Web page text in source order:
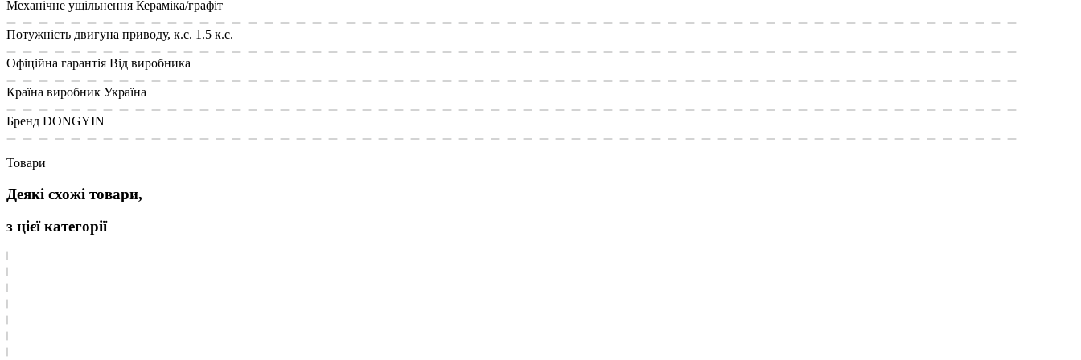
Механічне ущільнення Кераміка/графіт
Потужність двигуна приводу, к.с. 1.5 к.с.
Офіційна гарантія Від виробника
Країна виробник Україна
Бренд DONGYIN
Товари
Деякі схожі товари,
з цієї категорії